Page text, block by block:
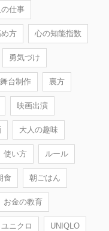
仕事
方 心の知能指数
勇気づけ
舞台制作 裏方
映画出演
大人の趣味
使い方 ルール
食 朝ごはん
お金の教育
ユニクロ UNIQLO